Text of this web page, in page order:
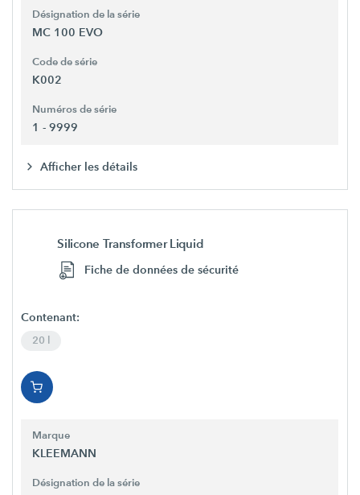
Désignation de la série
MC 100 EVO
Code de série
K002
Numéros de série
1 - 9999
Afficher les détails
Silicone Transformer Liquid
Fiche de données de sécurité
Contenant:
20 l
Marque
KLEEMANN
Désignation de la série